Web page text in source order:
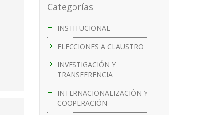
Categorías
INSTITUCIONAL
ELECCIONES A CLAUSTRO
INVESTIGACIÓN Y
TRANSFERENCIA
INTERNACIONALIZACIÓN Y
COOPERACIÓN